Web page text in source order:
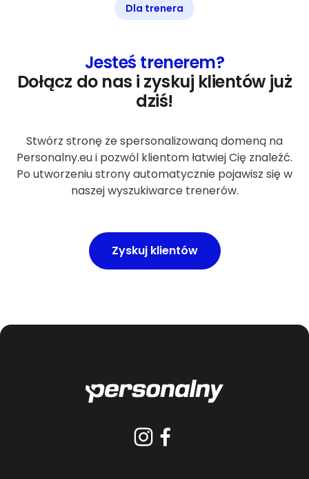
Dla trenera
Jesteś trenerem?
Dołącz do nas i zyskuj klientów już
dziś!
Stwórz stronę ze spersonalizowaną domeną na
Personalny.eu i pozwól klientom łatwiej Cię znaleźć.
Po utworzeniu strony automatycznie pojawisz się w
naszej wyszukiwarce trenerów.
Zyskuj klientów